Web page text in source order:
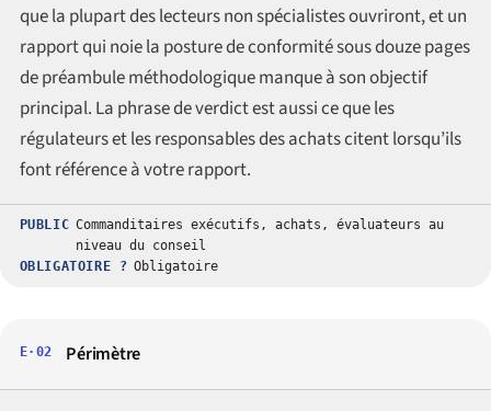
que la plupart des lecteurs non spécialistes ouvriront, et un
rapport qui noie la posture de conformité sous douze pages
de préambule méthodologique manque à son objectif
principal. La phrase de verdict est aussi ce que les
régulateurs et les responsables des achats citent lorsqu’ils
font référence à votre rapport.
PUBLIC Commanditaires exécutifs, achats, évaluateurs au
niveau du conseil
OBLIGATOIRE ? Obligatoire
E·02 Périmètre